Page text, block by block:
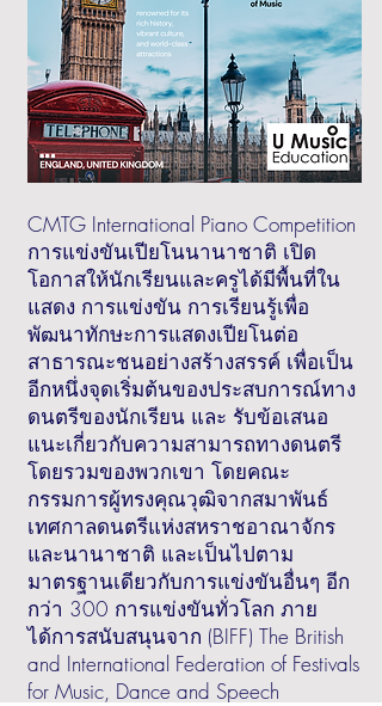
CMTG International Piano Competition
การแข่งขันเปียโนนานาชาติ เปิด
โอกาสให้นักเรียนและครูได้มีพื้นที่ใน
แสดง การแข่งขัน การเรียนรู้เพื่อ
พัฒนาทักษะการแสดงเปียโนต่อ
สาธารณะชนอย่างสร้างสรรค์ เพื่อเป็น
อีกหนึ่งจุดเริ่มต้นของประสบการณ์ทาง
ดนตรีของนักเรียน และ รับข้อเสนอ
แนะเกี่ยวกับความสามารถทางดนตรี
โดยรวมของพวกเขา โดยคณะ
กรรมการผู้ทรงคุณวุฒิจากสมาพันธ์
เทศกาลดนตรีแห่งสหราชอาณาจักร
และนานาชา ติ และเป็นไปตาม
มาตรฐานเดียวกับการแข่งขันอื่นๆ อีก
กว่า 300 การแข่งขันทั่วโลก ภาย
ได้การสนับสนุนจาก (BIFF) The British
and International Federation of Festivals
for Music, Dance and Speech